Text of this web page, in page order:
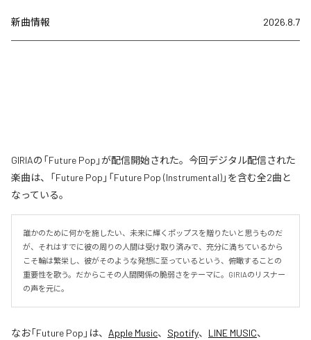
新曲情報 2026.8.7
GIRIAの「Future Pop」が配信開始された。今回デジタル配信された
楽曲は、「Future Pop」「Future Pop (Instrumental)」を含む全2曲と
なっている。
誰かのために何かを施したい、未来に輝くポップスを贈りたいと思うものだ
が、それはすでに彼の周りの人間は受け取り済みで、充分に満ちているから
こそ輪は繁栄し、彼がそのような発想に至っているという、俯瞰することの
重要性を歌う。だからこその人間関係の脆弱さをテーマに。GIRIAのリスナー
の声を元に。
なお「Future Pop 」は、 Apple Music、 Spotify、 LINE MUSIC、